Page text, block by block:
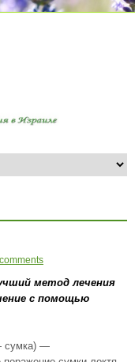
метод лечения
с помощью
сумка) —